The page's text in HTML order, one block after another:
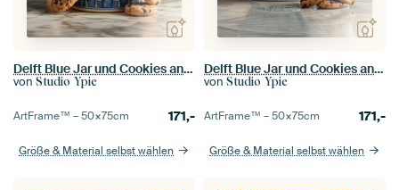
Delft Blue Jar und Cookies and Cream 1
von Studio Ypie
ArtFrame™ –50×75cm 171,-
Größe & Material selbst wählen
Delft Blue Jar und Cookies and Cream 2
von Studio Ypie
ArtFrame™ –50×75cm 171,-
Größe & Material selbst wählen